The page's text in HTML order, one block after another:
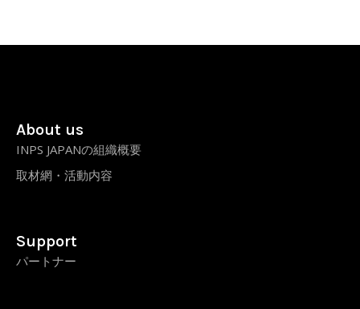
About us
INPS JAPANの組織概要
取材網・活動内容
Support
パートナー